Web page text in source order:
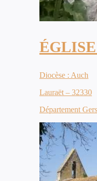
Diocèse : Auch
Lauraët – 32330
Département Gers